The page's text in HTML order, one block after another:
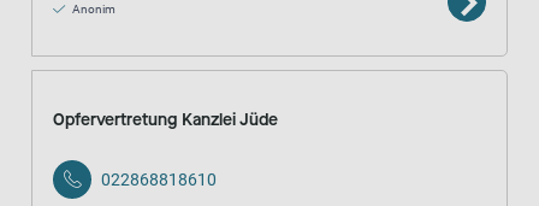
Anonim
Opfervertretung Kanzlei Jüde
022868818610